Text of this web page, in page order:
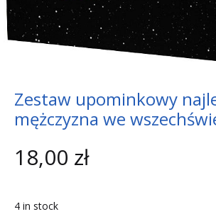
Zestaw upominkowy
mężczyzna we
18,00 zł
4 in stock